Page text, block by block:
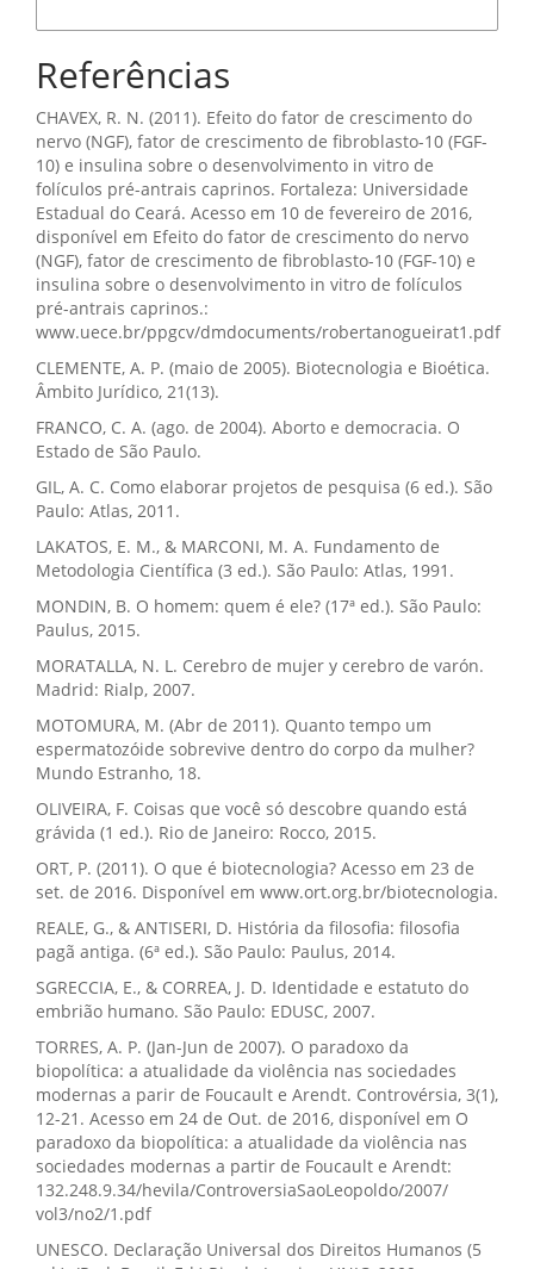
Referências
CHAVEX, R. N. (2011). Efeito do fator de crescimento do
nervo (NGF), fator de crescimento de fibroblasto-10 (FGF-
10) e insulina sobre o desenvolvimento in vitro de
folículos pré-antrais caprinos. Fortaleza: Universidade
Estadual do Ceará. Acesso em 10 de fevereiro de 2016,
disponível em Efeito do fator de crescimento do nervo
(NGF), fator de crescimento de fibroblasto-10 (FGF-10) e
insulina sobre o desenvolvimento in vitro de folículos
pré-antrais caprinos.:
www.uece.br/ppgcv/dmdocuments/robertanogueirat1.pdf
CLEMENTE, A. P. (maio de 2005). Biotecnologia e Bioética.
Âmbito Jurídico, 21(13).
FRANCO, C. A. (ago. de 2004). Aborto e democracia. O
Estado de São Paulo.
GIL, A. C. Como elaborar projetos de pesquisa (6 ed.). São
Paulo: Atlas, 2011.
LAKATOS, E. M., & MARCONI, M. A. Fundamento de
Metodologia Científica (3 ed.). São Paulo: Atlas, 1991.
MONDIN, B. O homem: quem é ele? (17ª ed.). São Paulo:
Paulus, 2015.
MORATALLA, N. L. Cerebro de mujer y cerebro de varón.
Madrid: Rialp, 2007.
MOTOMURA, M. (Abr de 2011). Quanto tempo um
espermatozóide sobrevive dentro do corpo da mulher?
Mundo Estranho, 18.
OLIVEIRA, F. Coisas que você só descobre quando está
grávida (1 ed.). Rio de Janeiro: Rocco, 2015.
ORT, P. (2011). O que é biotecnologia? Acesso em 23 de
set. de 2016. Disponível em www.ort.org.br/biotecnologia.
REALE, G., & ANTISERI, D. História da filosofia: filosofia
pagã antiga. (6ª ed.). São Paulo: Paulus, 2014.
SGRECCIA, E., & CORREA, J. D. Identidade e estatuto do
embrião humano. São Paulo: EDUSC, 2007.
TORRES, A. P. (Jan-Jun de 2007). O paradoxo da
biopolítica: a atualidade da violência nas sociedades
modernas a parir de Foucault e Arendt. Controvérsia, 3(1),
12-21. Acesso em 24 de Out. de 2016, disponível em O
paradoxo da biopolítica: a atualidade da violência nas
sociedades modernas a partir de Foucault e Arendt:
132.248.9.34/hevila/ControversiaSaoLeopoldo/2007/
vol3/no2/1.pdf
UNESCO. Declaração Universal dos Direitos Humanos (5